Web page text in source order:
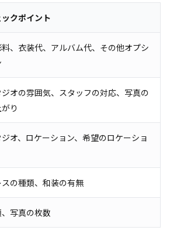
クポイント
、衣装代、アルバム代、その他オプシ
ジオの雰囲気、スタッフの対応、写真の
り
ジオ、ロケーション、希望のロケーショ
スの種類、和装の有無
写真の枚数